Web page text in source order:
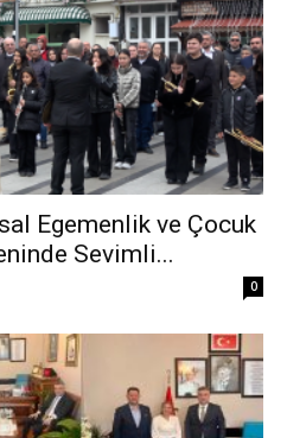
Egemenlik ve Çocuk
Sevimli...
0